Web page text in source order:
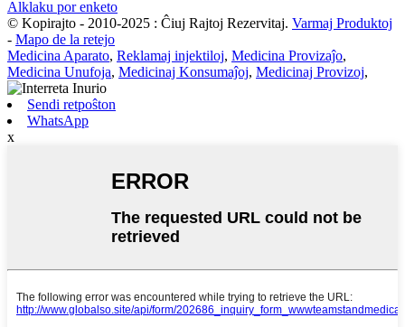
Alklaku por enketo
© Kopirajto - 2010-2025 : Ĉiuj Rajtoj Rezervitaj. Varmaj Produktoj
- Mapo de la retejo
Medicina Aparato, Reklamaj injektiloj, Medicina Provizaĵo,
Medicina Unufoja, Medicinaj Konsumaĵoj, Medicinaj Provizoj,
Sendi retpoŝton
WhatsApp
x